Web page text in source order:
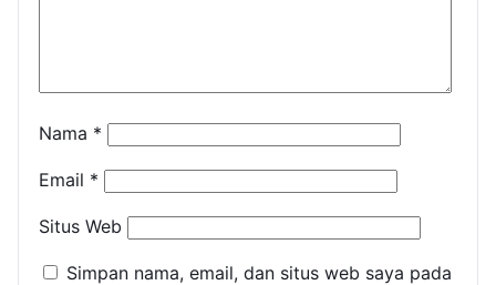
Nama *
Email *
Situs Web
Simpan nama, email, dan situs web saya pada